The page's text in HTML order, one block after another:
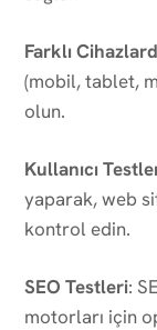
Farklı
(mobil, tablet,
olun.
Kullanıcı
yaparak, web
kontrol edin.
SEO Testleri:
motorları için